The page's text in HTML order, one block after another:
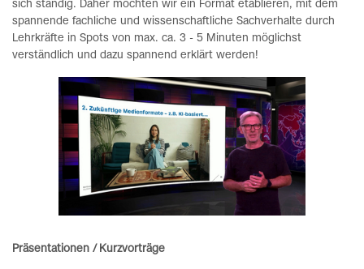
sich ständig. Daher möchten wir ein Format etablieren, mit dem
spannende fachliche und wissenschaftliche Sachverhalte durch
Lehrkräfte in Spots von max. ca. 3 - 5 Minuten möglichst
verständlich und dazu spannend erklärt werden!
Präsentationen / Kurzvorträge